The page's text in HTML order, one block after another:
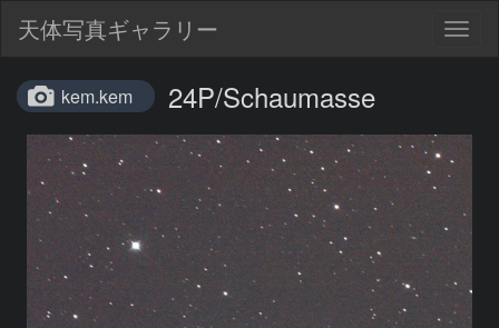
天体写真ギャラリー
kem.kem 24P/Schaumasse